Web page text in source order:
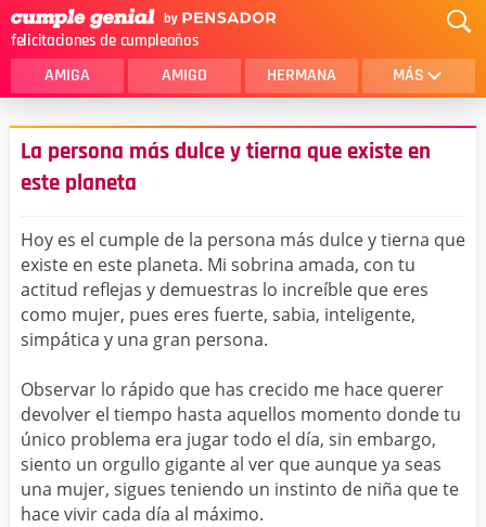
felicitaciones de cumpleaños
AMIGA AMIGO HERMANA MÁS
MAMA
AMOR
CRISTIANOS
HERMANO
HIJO
NOVIA
ESPOSO
PAPA
TIA
CUÑADA
ALGUIEN ESPECIAL
PRIMO
TODAS LAS CATEGORÍAS
La persona más dulce y tierna que existe en
este planeta
Hoy es el cumple de la persona más dulce y tierna que
existe en este planeta. Mi sobrina amada, con tu
actitud reflejas y demuestras lo increíble que eres
como mujer, pues eres fuerte, sabia, inteligente,
simpática y una gran persona.
Observar lo rápido que has crecido me hace querer
devolver el tiempo hasta aquellos momento donde tu
único problema era jugar todo el día, sin embargo,
siento un orgullo gigante al ver que aunque ya seas
una mujer, sigues teniendo un instinto de niña que te
hace vivir cada día al máximo.